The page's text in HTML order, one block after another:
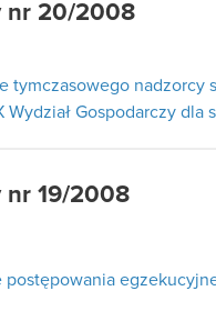
nr 20/2008
tymczasowego nadzorcy
Wydział Gospodarczy
nr 19/2008
postępowania